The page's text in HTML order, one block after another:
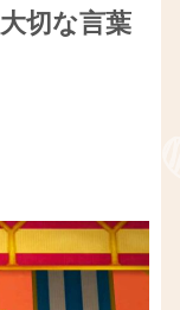
大切な言葉